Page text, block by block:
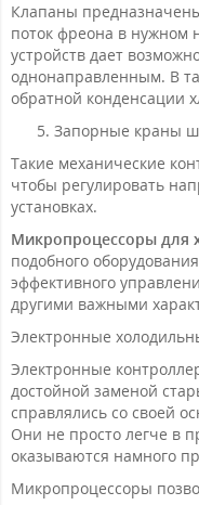
Клапаны
поток фреона в нужном
устройств дает
однонаправленным. В
обратной конденсации
Запорные краны
Такие механические
чтобы регулировать
установках.
Микропроцессоры для
подобного
эффективного
другими важными
Электронные
Электронные
достойной заменой
справлялись со своей
Они не просто легче в
оказываются намного
Микропроцессоры